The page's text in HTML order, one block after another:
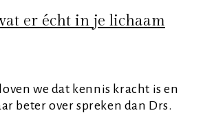
er écht in je lichaam
we dat kennis kracht is en
beter over spreken dan Drs.